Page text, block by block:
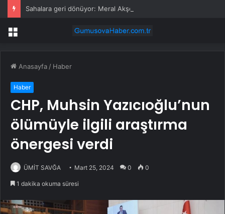
Menü
Anasayfa / Haber
Haber
CHP, Muhsin Yazıcıoğlu’nun
ölümüyle ilgili araştırma
önergesi verdi
ÜMİT SAVĞA Mart 25, 2024 0 0
1 dakika okuma süresi